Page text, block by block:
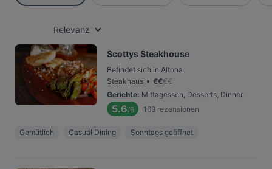
Relevanz
Scottys Steakhouse
Befindet sich in Altona
Steakhaus • €€€€
Gerichte: Mittagessen, Desserts, Dinner
5.6/6 169 rezensionen
Gemütlich Casual Dining Sonntags geöffnet